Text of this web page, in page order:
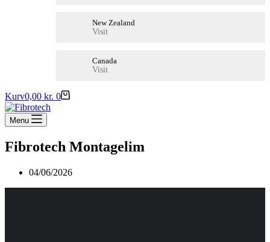
New Zealand
Visit
Canada
Visit
Kurv0,00 kr. 0
Menu
Fibrotech Montagelim
04/06/2026